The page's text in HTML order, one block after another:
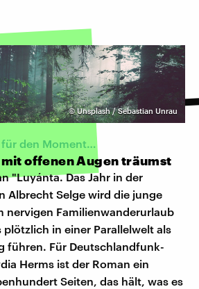
©Unsplash / Sebastian Unrau
für den Moment…
offenen Augen träumst
"Luyánta. Das Jahr in der
Albrecht Selge wird die junge
nervigen Familienwanderurlaub
plötzlich in einer Parallelwelt als
führen. Für Deutschlandfunk-
Herms ist der Roman ein
Seiten, das hält, was es